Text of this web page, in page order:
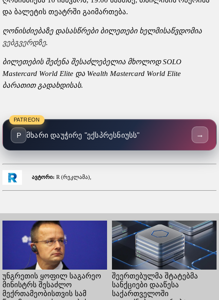
და ბალეტის თეატრში გაიმართება.
ღონისძიებაზე დასასწრები ბილეთები ხელმისაწვდომია
ვებგვერდზე.
ბილეთების შეძენა შესაძლებელია მხოლოდ SOLO
Mastercard World Elite და Wealth Mastercard World Elite
ბარათით გადახდისას.
PATREON
P მხარი დაუჭირე "ექსპრესნიუსს" →
ავტორი: R (რეკლამა),
უნგრეთის ყოფილ საგარეო
მინისტრს შესაძლო
მექრთამეობისთვის სამ
შეერთებულმა შტატებმა
სანქციები დააწესა
საქართველოში